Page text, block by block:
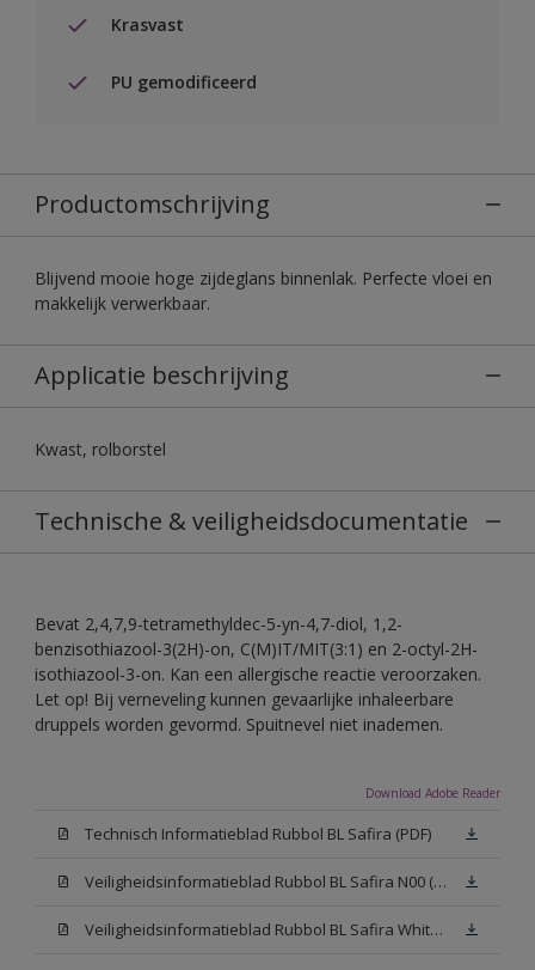
Krasvast
PU gemodificeerd
Productomschrijving
Blijvend mooie hoge zijdeglans binnenlak. Perfecte vloei en
makkelijk verwerkbaar.
Applicatie beschrijving
Kwast, rolborstel
Technische & veiligheidsdocumentatie
Bevat 2,4,7,9-tetramethyldec-5-yn-4,7-diol, 1,2-
benzisothiazool-3(2H)-on, C(M)IT/MIT(3:1) en 2-octyl-2H-
isothiazool-3-on. Kan een allergische reactie veroorzaken.
Let op! Bij verneveling kunnen gevaarlijke inhaleerbare
druppels worden gevormd. Spuitnevel niet inademen.
Download Adobe Reader
Technisch Informatieblad Rubbol BL Safira (PDF)
Veiligheidsinformatieblad Rubbol BL Safira N00 (MSDS)
Veiligheidsinformatieblad Rubbol BL Safira White W05 (MSDS)